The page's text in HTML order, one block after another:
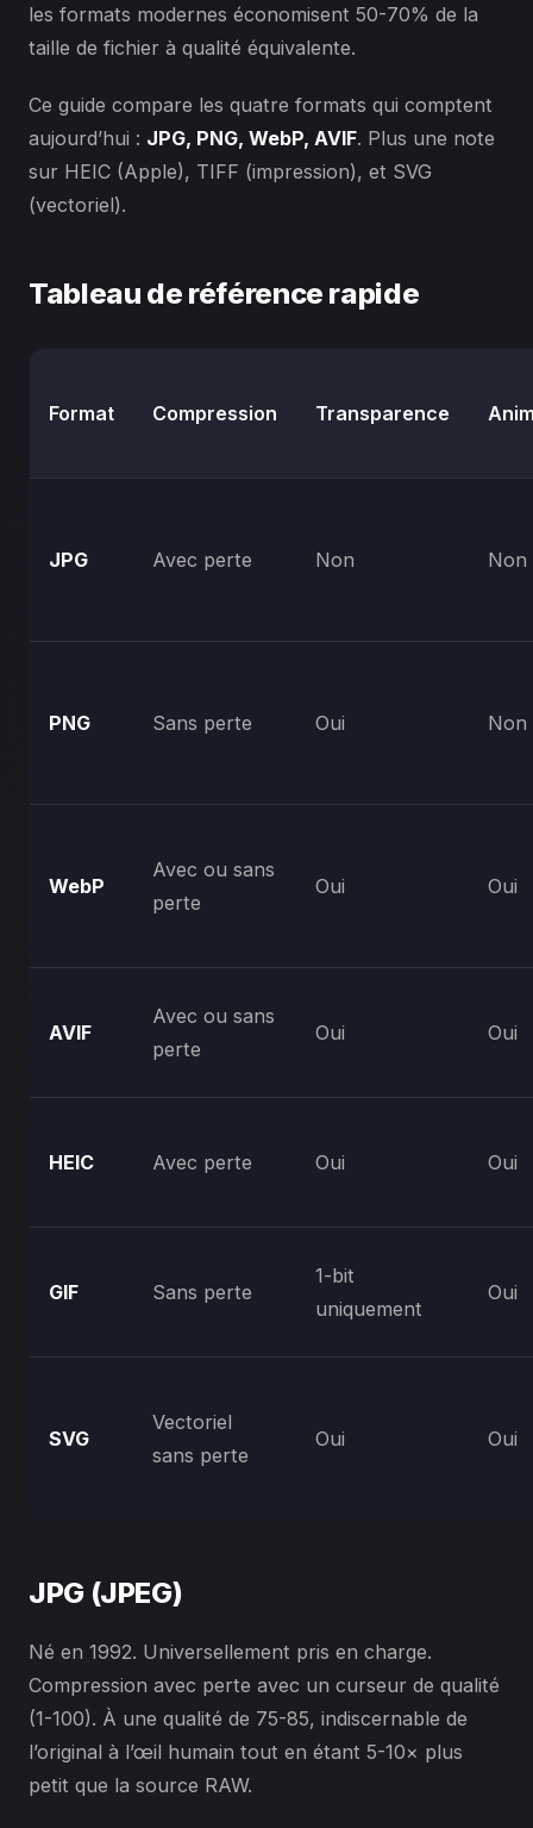
les formats modernes économisent 50-70% de la
taille de fichier à qualité équivalente.
Ce guide compare les quatre formats qui comptent
aujourd’hui : JPG, PNG, WebP, AVIF. Plus une note
sur HEIC (Apple), TIFF (impression), et SVG
(vectoriel).
Tableau de référence rapide
Format Compression Transparence
JPG Avec perte Non Non
PNG Sans perte Oui Non
WebP
Avec ou sans
perte
Oui Oui
AVIF
Avec ou sans
perte
Oui Oui
HEIC Avec perte Oui Oui
GIF Sans perte
1-bit
uniquement
Oui
SVG
Vectoriel
sans perte
Oui Oui
JPG (JPEG)
Né en 1992. Universellement pris en charge.
Compression avec perte avec un curseur de qualité
(1-100). À une qualité de 75-85, indiscernable de
l’original à l’œil humain tout en étant 5-10× plus
petit que la source RAW.